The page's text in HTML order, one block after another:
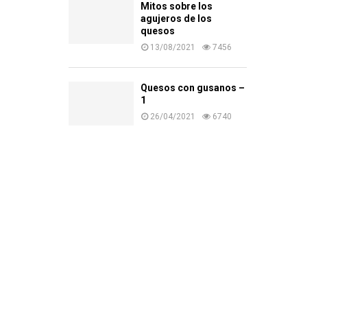
Mitos sobre los
agujeros de los
quesos
13/08/2021 7456
Quesos con gusanos –
1
26/04/2021 6740